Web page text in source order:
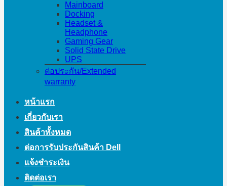
Mainboard
Docking
Headset &
Headphone
Gaming Gear
Solid State Drive
UPS
ต่อประกัน/Extended
warranty
หน้าแรก
เกี่ยวกับเรา
สินค้าทั้งหมด
ต่อการรับประกันสินค้า Dell
แจ้งชำระเงิน
ติดต่อเรา